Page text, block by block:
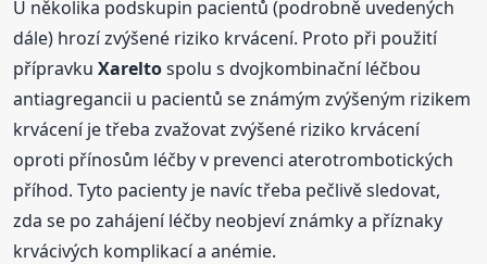
U několika podskupin pacientů (podrobně uvedených
dále) hrozí zvýšené riziko krvácení. Proto při použití
přípravkuXareltospolu s dvojkombinační léčbou
antiagregancii u pacientů se známým zvýšeným rizikem
krvácení je třeba zvažovat zvýšené riziko krvácení
oproti přínosům léčby v prevenci aterotrombotických
příhod. Tyto pacienty je navíc třeba pečlivě sledovat,
zda se po zahájení léčby neobjeví známky a příznaky
krvácivých komplikací a anémie.